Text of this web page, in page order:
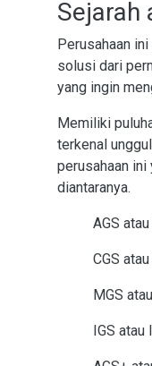
Sejarah
Perusahaan
solusi dari
yang ingin
Memiliki
terkenal
perusahaan
diantaranya.
AGS
CGS
MGS
IGS atau